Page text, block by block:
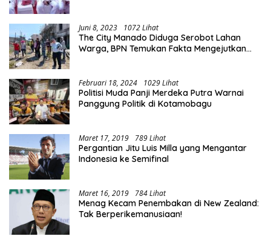
Juni 8, 2023 1072 Lihat
The City Manado Diduga Serobot Lahan
Warga, BPN Temukan Fakta Mengejutkan
Februari 18, 2024 1029 Lihat
Politisi Muda Panji Merdeka Putra Warnai
Panggung Politik di Kotamobagu
Maret 17, 2019 789 Lihat
Pergantian Jitu Luis Milla yang Mengantar
Indonesia ke Semifinal
Maret 16, 2019 784 Lihat
Menag Kecam Penembakan di New Zealand:
Tak Berperikemanusiaan!